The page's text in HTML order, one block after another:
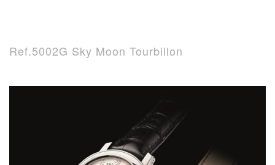
Ref.5002G Sky Moon Tourbillon